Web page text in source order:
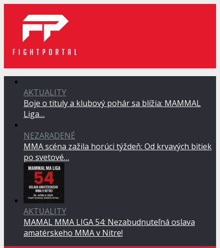
AKTUALITY
Boje o tituly a klubový pohár sa blížia: MAMMAL
Liga…
NEZARADENÉ
MMA scéna zažila horúci týždeň: Od krvavých bitiek
po svetové…
AKTUALITY
MAMAL MMA LIGA 54: Nezabudnuteľná oslava
amatérskeho MMA v Nitre!